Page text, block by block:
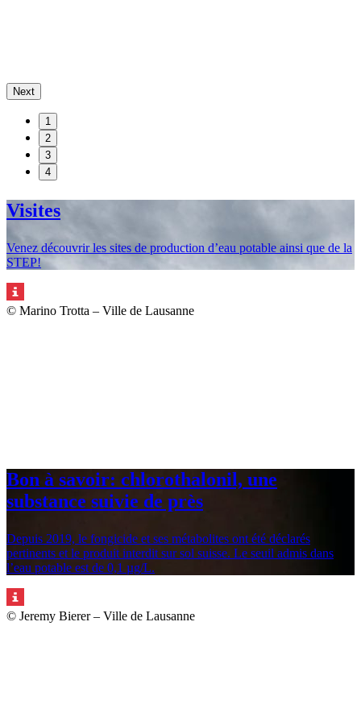
Next
1
2
3
4
Visites
Venez découvrir les sites de production d’eau potable ainsi que de la
STEP!
© Marino Trotta – Ville de Lausanne
Bon à savoir: chlorothalonil, une
substance suivie de près
Depuis 2019, le fongicide et ses métabolites ont été déclarés
pertinents et le produit interdit sur sol suisse. Le seuil admis dans
l’eau potable est de 0,1 µg/L.
© Jeremy Bierer – Ville de Lausanne